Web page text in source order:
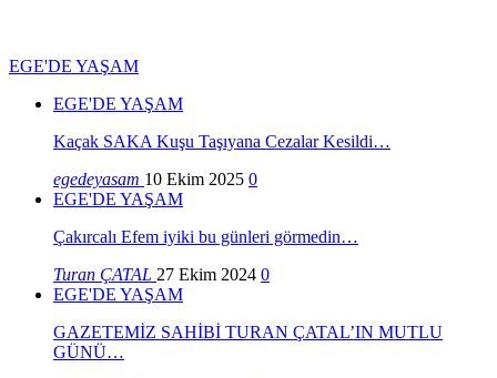
EGE'DE YAŞAM
EGE'DE YAŞAM
Kaçak SAKA Kuşu Taşıyana Cezalar Kesildi…
egedeyasam 10 Ekim 2025 0
EGE'DE YAŞAM
Çakırcalı Efem iyiki bu günleri görmedin…
Turan ÇATAL 27 Ekim 2024 0
EGE'DE YAŞAM
GAZETEMİZ SAHİBİ TURAN ÇATAL’IN MUTLU
GÜNÜ…